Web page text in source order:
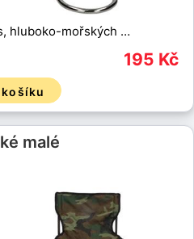
hluboko-mořských …
195 Kč
košíku
malé